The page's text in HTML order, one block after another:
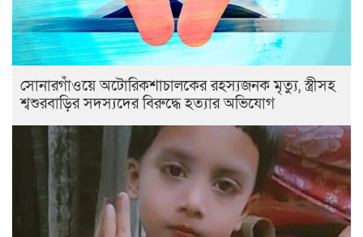
সোনারগাঁওয়ে অটোরিকশাচালকের রহস্যজনক মৃত্যু, স্ত্রীসহ
শ্বশুরবাড়ির সদস্যদের বিরুদ্ধে হত্যার অভিযোগ